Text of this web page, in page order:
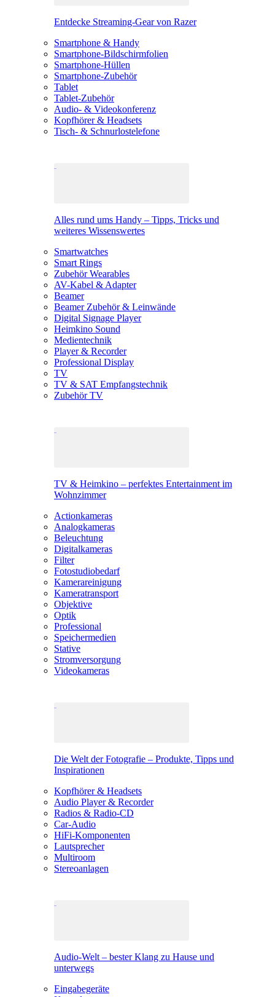
Entdecke Streaming-Gear von Razer
Smartphone & Handy
Smartphone-Bildschirmfolien
Smartphone-Hüllen
Smartphone-Zubehör
Tablet
Tablet-Zubehör
Audio- & Videokonferenz
Kopfhörer & Headsets
Tisch- & Schnurlostelefone
Alles rund ums Handy – Tipps, Tricks und
weiteres Wissenswertes
Smartwatches
Smart Rings
Zubehör Wearables
AV-Kabel & Adapter
Beamer
Beamer Zubehör & Leinwände
Digital Signage Player
Heimkino Sound
Medientechnik
Player & Recorder
Professional Display
TV
TV & SAT Empfangstechnik
Zubehör TV
TV & Heimkino – perfektes Entertainment im
Wohnzimmer
Actionkameras
Analogkameras
Beleuchtung
Digitalkameras
Filter
Fotostudiobedarf
Kamerareinigung
Kameratransport
Objektive
Optik
Professional
Speichermedien
Stative
Stromversorgung
Videokameras
Die Welt der Fotografie – Produkte, Tipps und
Inspirationen
Kopfhörer & Headsets
Audio Player & Recorder
Radios & Radio-CD
Car-Audio
HiFi-Komponenten
Lautsprecher
Multiroom
Stereoanlagen
Audio-Welt – bester Klang zu Hause und
unterwegs
Eingabegeräte